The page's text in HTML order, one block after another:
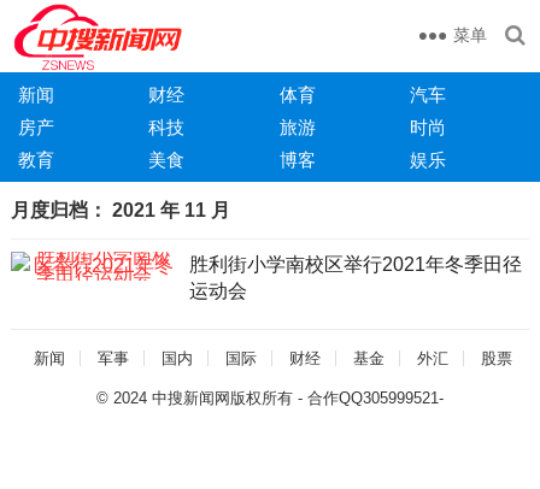
菜单
新闻 财经 体育
汽车
房产
科技 旅游
时尚
教育
美食 博客 娱乐
月度归档： 2021 年 11 月
胜利街小学南校区举行2021年冬季田径
运动会
新闻 军事 国内 国际 财经 基金 外汇 股票
© 2024 中搜新闻网版权所有- 合作QQ305999521-